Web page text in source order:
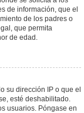
de información, que el
de los padres o
que permita
de edad.
su dirección IP o que el
esté deshabilitado.
usuarios. Póngase en